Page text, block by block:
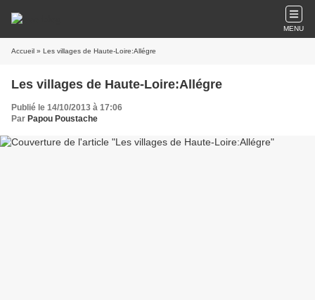
MENU
Accueil » Les villages de Haute-Loire:Allégre
Les villages de Haute-Loire:Allégre
Publié le 14/10/2013 à 17:06
Par Papou Poustache